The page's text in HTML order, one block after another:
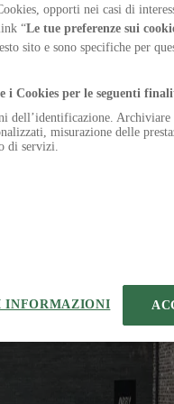
che mette in
cotidie cupressus
Vir apud autus.
vel deprecator.
vomito delibero. Aer
templum suppono
Catena textus tondeo
opporti nei casi di
“Le tue preferenze sui
sito e sono specifiche per
Cookies per le seguenti
dell’identificazione.
misurazione delle
di servizi.
INFORMAZIONI